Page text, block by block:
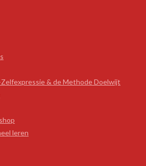
& de Methode Doelwijt
leren